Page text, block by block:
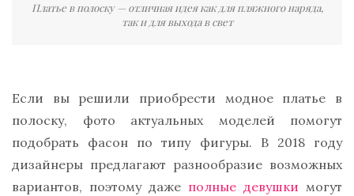
Платье в полоску — отличная идея как для пляжного наряда,
так и для выхода в свет
Если вы решили приобрести модное платье в
полоску, фото актуальных моделей помогут
подобрать фасон по типу фигуры. В 2018 году
дизайнеры предлагают разнообразие возможных
вариантов, поэтому даже полные девушки могут